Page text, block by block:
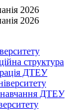
2026
2026
структура
ДТЕУ
навчання ДТЕУ